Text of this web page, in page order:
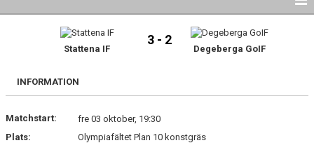
BILDGALLERI
KONTAKT
Stattena IF
3 - 2
Degeberga GoIF
INFORMATION
Matchstart:
fre 03 oktober, 19:30
Plats:
Olympiafältet Plan 10 konstgräs